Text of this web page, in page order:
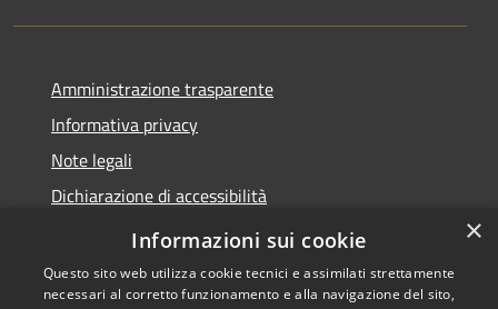
Amministrazione trasparente
Informativa privacy
Note legali
Dichiarazione di accessibilità
Piano di miglioramento dei servizi
×
Informazioni sui cookie
Questo sito web utilizza cookie tecnici e assimilati strettamente
necessari al corretto funzionamento e alla navigazione del sito,